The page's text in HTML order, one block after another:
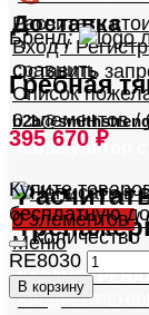
Расчитать
Вход /
сравнить
Список
0элементов/
Калькулятор
Доставка
Оставить
0элементов/
Меню
Бренд:
Гребная
395 670 ₽
Купите
бесплатную
Количество
RE8030
В корзину